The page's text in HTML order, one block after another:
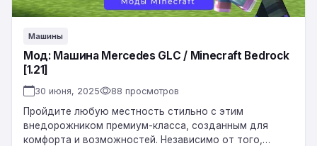
Машины
Мод: Машина Mercedes GLC / Minecraft Bedrock
[1.21]
30 июня, 2025 88 просмотров
Пройдите любую местность стильно с этим
внедорожником премиум-класса, созданным для
комфорта и возможностей. Независимо от того,